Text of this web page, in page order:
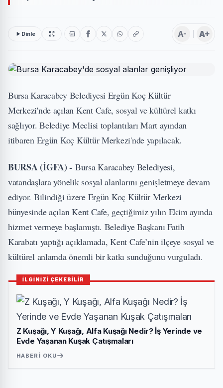
Dinle A- A+
Bursa Karacabey Belediyesi Ergün Koç Kültür
Merkezi'nde açılan Kent Cafe, sosyal ve kültürel katkı
sağlıyor. Belediye Meclisi toplantıları Mart ayından
itibaren Ergün Koç Kültür Merkezi'nde yapılacak.
BURSA (İGFA) - Bursa Karacabey Belediyesi,
vatandaşlara yönelik sosyal alanlarını genişletmeye devam
ediyor. Bilindiği üzere Ergün Koç Kültür Merkezi
bünyesinde açılan Kent Cafe, geçtiğimiz yılın Ekim ayında
hizmet vermeye başlamıştı. Belediye Başkanı Fatih
Karabatı yaptığı açıklamada, Kent Cafe’nin ilçeye sosyal ve
kültürel anlamda önemli bir katkı sunduğunu vurguladı.
İLGİNİZİ ÇEKEBİLİR
Z Kuşağı, Y Kuşağı, Alfa Kuşağı Nedir? İş Yerinde ve
Evde Yaşanan Kuşak Çatışmaları
HABERI OKU